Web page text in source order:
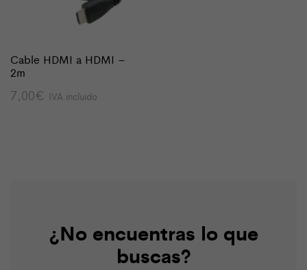
Cable HDMI a HDMI –
2m
7,00€ IVA incluido
¿No encuentras lo que
buscas?